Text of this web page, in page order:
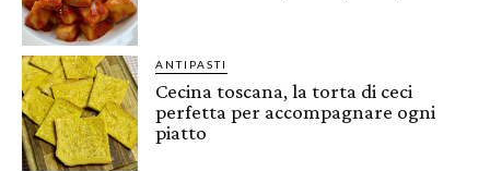
ANTIPASTI
Cecina toscana, la torta di ceci
perfetta per accompagnare ogni
piatto